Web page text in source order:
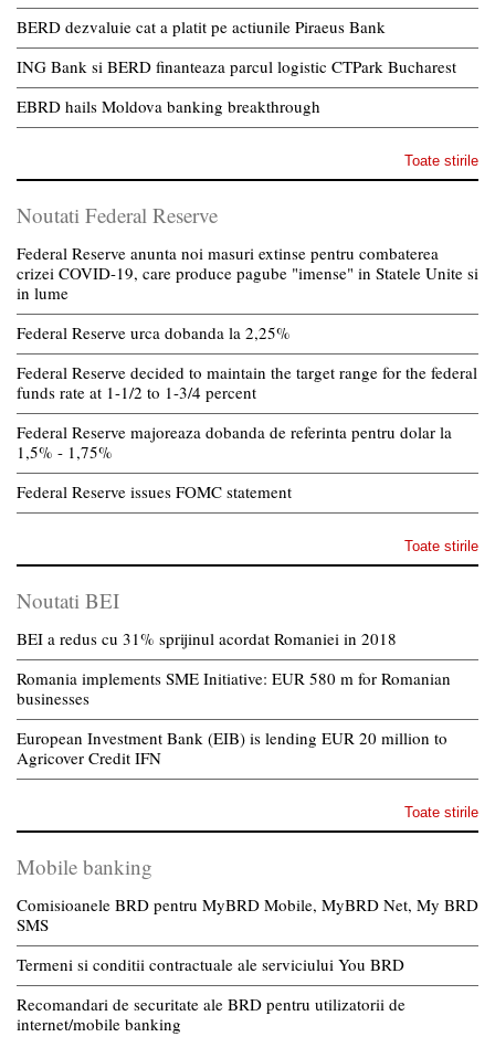
BERD dezvaluie cat a platit pe actiunile Piraeus Bank
ING Bank si BERD finanteaza parcul logistic CTPark Bucharest
EBRD hails Moldova banking breakthrough
Toate stirile
Noutati Federal Reserve
Federal Reserve anunta noi masuri extinse pentru combaterea
crizei COVID-19, care produce pagube "imense" in Statele Unite si
in lume
Federal Reserve urca dobanda la 2,25%
Federal Reserve decided to maintain the target range for the federal
funds rate at 1-1/2 to 1-3/4 percent
Federal Reserve majoreaza dobanda de referinta pentru dolar la
1,5% - 1,75%
Federal Reserve issues FOMC statement
Toate stirile
Noutati BEI
BEI a redus cu 31% sprijinul acordat Romaniei in 2018
Romania implements SME Initiative: EUR 580 m for Romanian
businesses
European Investment Bank (EIB) is lending EUR 20 million to
Agricover Credit IFN
Toate stirile
Mobile banking
Comisioanele BRD pentru MyBRD Mobile, MyBRD Net, My BRD
SMS
Termeni si conditii contractuale ale serviciului You BRD
Recomandari de securitate ale BRD pentru utilizatorii de
internet/mobile banking